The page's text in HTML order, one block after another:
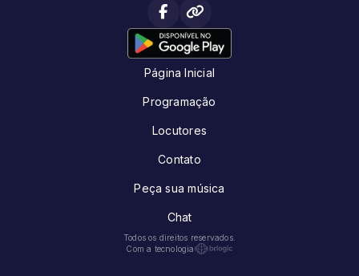
Página Inicial
Programação
Locutores
Contato
Peça sua música
Chat
Todos os direitos reservados.
Com a tecnologia